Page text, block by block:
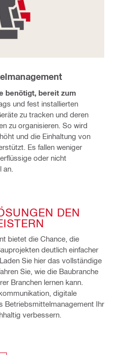
benötigt, bereit zum
und fest installierten
zu tracken und deren
zu organisieren. So wird
und die Einhaltung von
Es fallen weniger
oder nicht
DEN
bietet die Chance, die
deutlich einfacher
Sie hier das vollständige
Sie, wie die Baubranche
Branchen lernen kann.
digitale
Betriebsmittelmanagement Ihr
verbessern.